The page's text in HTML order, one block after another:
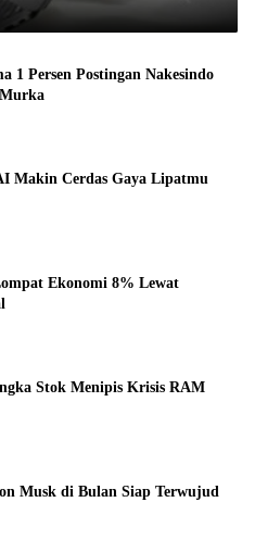
1 Persen Postingan Nakesindo
Makin Cerdas Gaya Lipatmu
Ekonomi 8% Lewat
Stok Menipis Krisis RAM
Musk di Bulan Siap Terwujud